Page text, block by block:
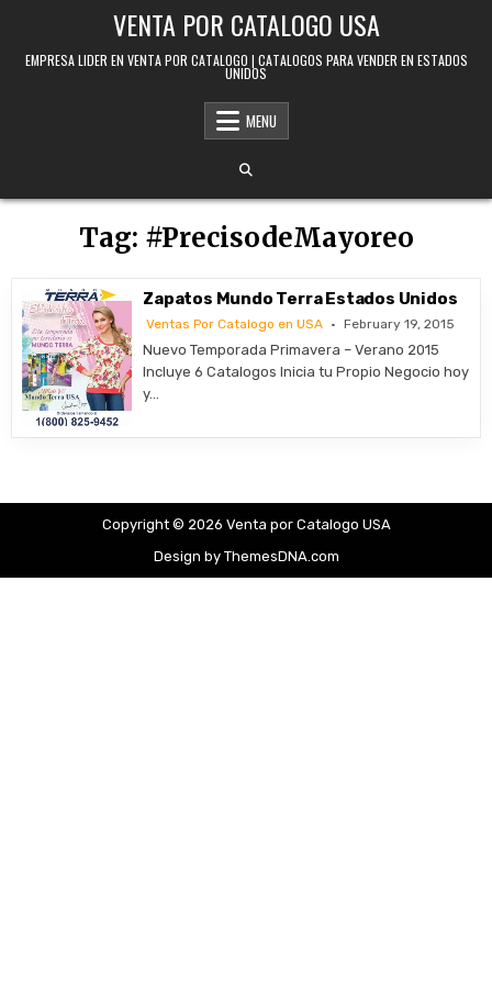
VENTA POR CATALOGO USA
EMPRESA LIDER EN VENTA POR CATALOGO | CATALOGOS PARA VENDER EN ESTADOS
UNIDOS
MENU
Tag: #PrecisodeMayoreo
Zapatos Mundo Terra Estados Unidos
Ventas Por Catalogo en USA February 19, 2015
Nuevo Temporada Primavera – Verano 2015
Incluye 6 Catalogos Inicia tu Propio Negocio hoy
y…
Copyright © 2026 Venta por Catalogo USA
Design by ThemesDNA.com